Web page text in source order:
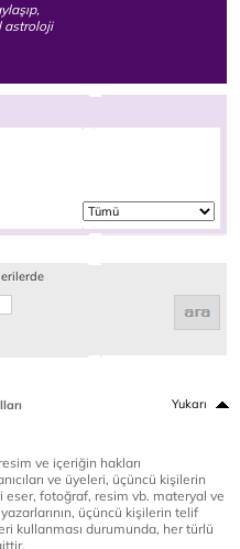
astroloji
Yukarı
ve içeriğin hakları
ve üyeleri, üçüncü kişilerin
fotoğraf, resim vb. materyal ve
üçüncü kişilerin telif
kullanması durumunda, her türlü